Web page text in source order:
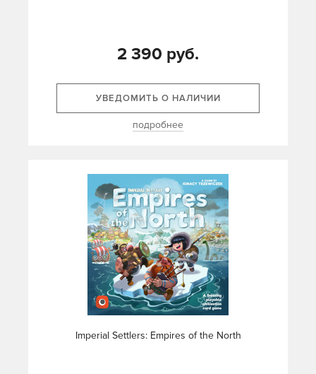
2 390 руб.
УВЕДОМИТЬ О НАЛИЧИИ
подробнее
Imperial Settlers: Empires of the North